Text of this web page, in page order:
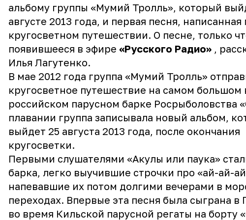
альбому группы «Мумий Тролль», который
августе 2013 года, и первая песня, написанная
кругосветном путешествии. О песне, только
появившееся в эфире «Русского Радио» ,
Илья Лагутенко.
В мае 2012 года группа «Мумий Тролль»
кругосветное путешествие на самом большом
российском парусном барке Росрыболовства
плавании группа записывала новый альбом,
выйдет 25 августа 2013 года, после окончания
кругосветки.
Первыми слушателями «Акулы или паука»
барка, легко выучившие строчки про «ай-ай-
напевавшие их потом долгими вечерами в
переходах. Впервые эта песня была сыграна в
во время Кильской парусной регаты на борту